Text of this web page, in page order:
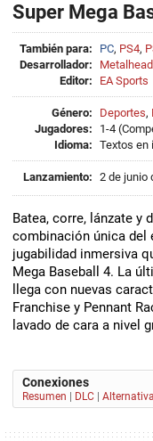
Super Mega
También para: PC, PS4,
Desarrollador:
Editor:
EA Sports
Género: Deportes,
Jugadores:
1-4
Idioma: Textos en
Lanzamiento: 2 de junio
Batea, corre, lánzate y
combinación única del
jugabilidad inmersiva
Mega Baseball 4. La
llega con nuevas
Franchise y Pennant
lavado de cara a nivel
Conexiones
Resumen DLC